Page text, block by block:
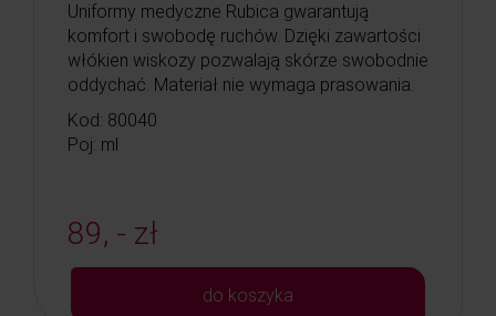
Uniformy medyczne Rubica gwarantują
komfort i swobodę ruchów. Dzięki zawartości
włókien wiskozy pozwalają skórze swobodnie
oddychać. Materiał nie wymaga prasowania.
Kod: 80040
Poj: ml
89, - zł
do koszyka